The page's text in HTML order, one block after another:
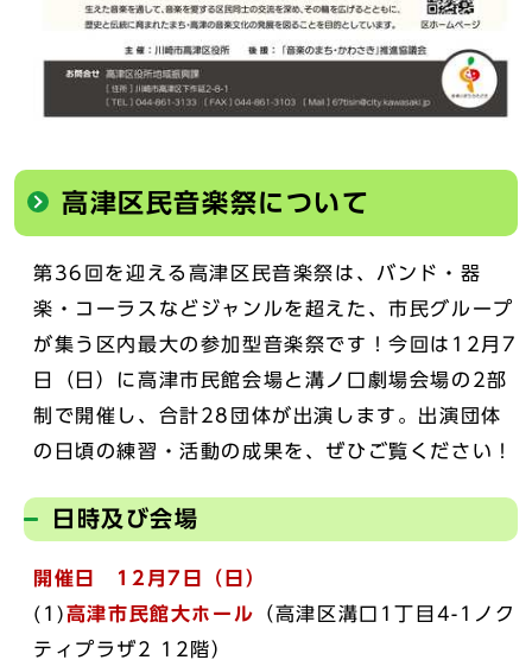
高津区民音楽祭について
第36回を迎える高津区民音楽祭は、バンド・器
楽・コーラスなどジャンルを超えた、市民グループ
が集う区内最大の参加型音楽祭です！今回は12月7
日（日）に高津市民館会場と溝ノ口劇場会場の2部
制で開催し、合計28団体が出演します。出演団体
の日頃の練習・活動の成果を、ぜひご覧ください！
日時及び会場
開催日 12月7日（日）
(1)高津市民館大ホール （高津区溝口1丁目4-1ノク
ティプラザ2 12階）